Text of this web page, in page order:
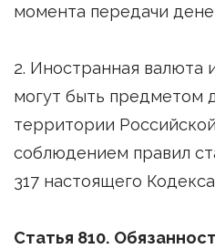
момента передачи
2. Иностранная валюта
могут быть предметом
территории
соблюдением правил
317 настоящего
Статья 810.